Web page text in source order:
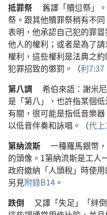
抵罪祭
舊譯 「贖愆祭」。
祭 。 跟其他贖罪祭稍有不同
表明 ， 他承認自己犯的罪
他人的權利 ； 或者是為了
權利 ， 這些權利是法典之約
犯罪招致的懲罰 。（利7:37
第八調 希伯來語 ： 謝米
是 「第八 」， 也許指某個
有關 ， 很可能是指低音樂器
以低音伴奏和詠唱 。（代上
第納流斯
一種羅馬銀幣 ，
的頭像 。1第納流斯是工人
政府繳納 「人頭稅」 時使用
另 見附錄B14 。
跌倒 又譯 「失足 」「絆倒